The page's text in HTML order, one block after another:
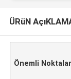
ÜRüN
Önemli